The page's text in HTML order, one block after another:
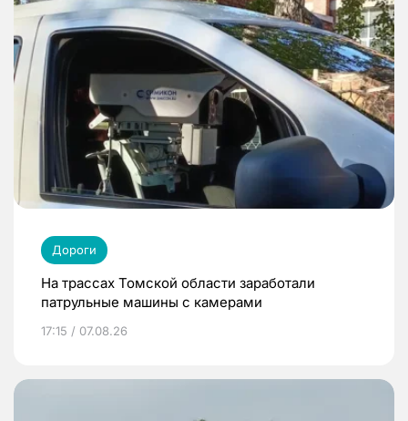
Дороги
На трассах Томской области заработали
патрульные машины с камерами
17:15 / 07.08.26